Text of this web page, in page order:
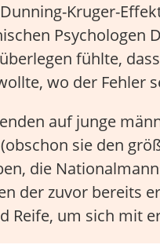
Kruger-
Psychologen
fühlte,
wo der Fehler
auf junge
sie den
die
der zuvor bereits
Reife, um sich mit